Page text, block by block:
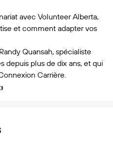
avec Volunteer Alberta,
et comment adapter vos
Quansah, spécialiste
depuis plus de dix ans, et qui
Carrière.